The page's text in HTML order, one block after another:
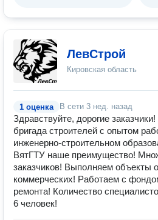
ЛевСтрой
Кировская область
1 оценка В сети 3 нед. назад
Здравствуйте, дорогие
бригада строителей с опытом
инженерно-строительном
ВятГТУ наше преимущество!
заказчиков! Выполняем объекты
коммерческих! Работаем с
ремонта! Количество
6 человек!